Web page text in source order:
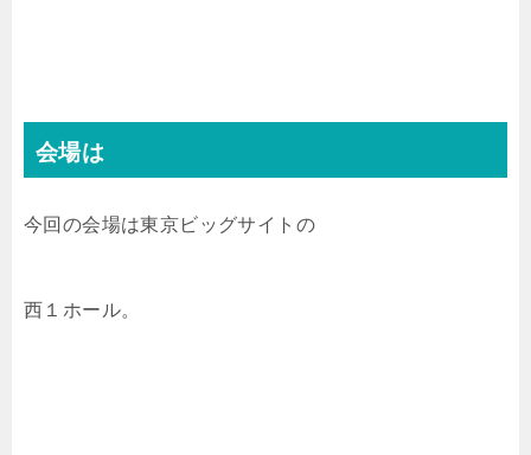
会場は
今回の会場は東京ビッグサイトの
西１ホール。